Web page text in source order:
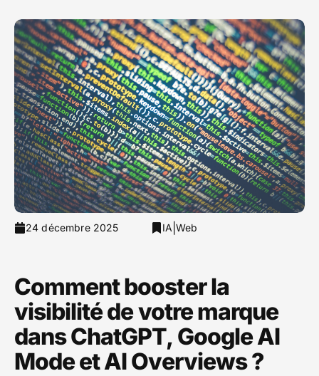
24 décembre 2025 IA|Web
Comment booster la
visibilité de votre marque
dans ChatGPT, Google AI
Mode et AI Overviews ?